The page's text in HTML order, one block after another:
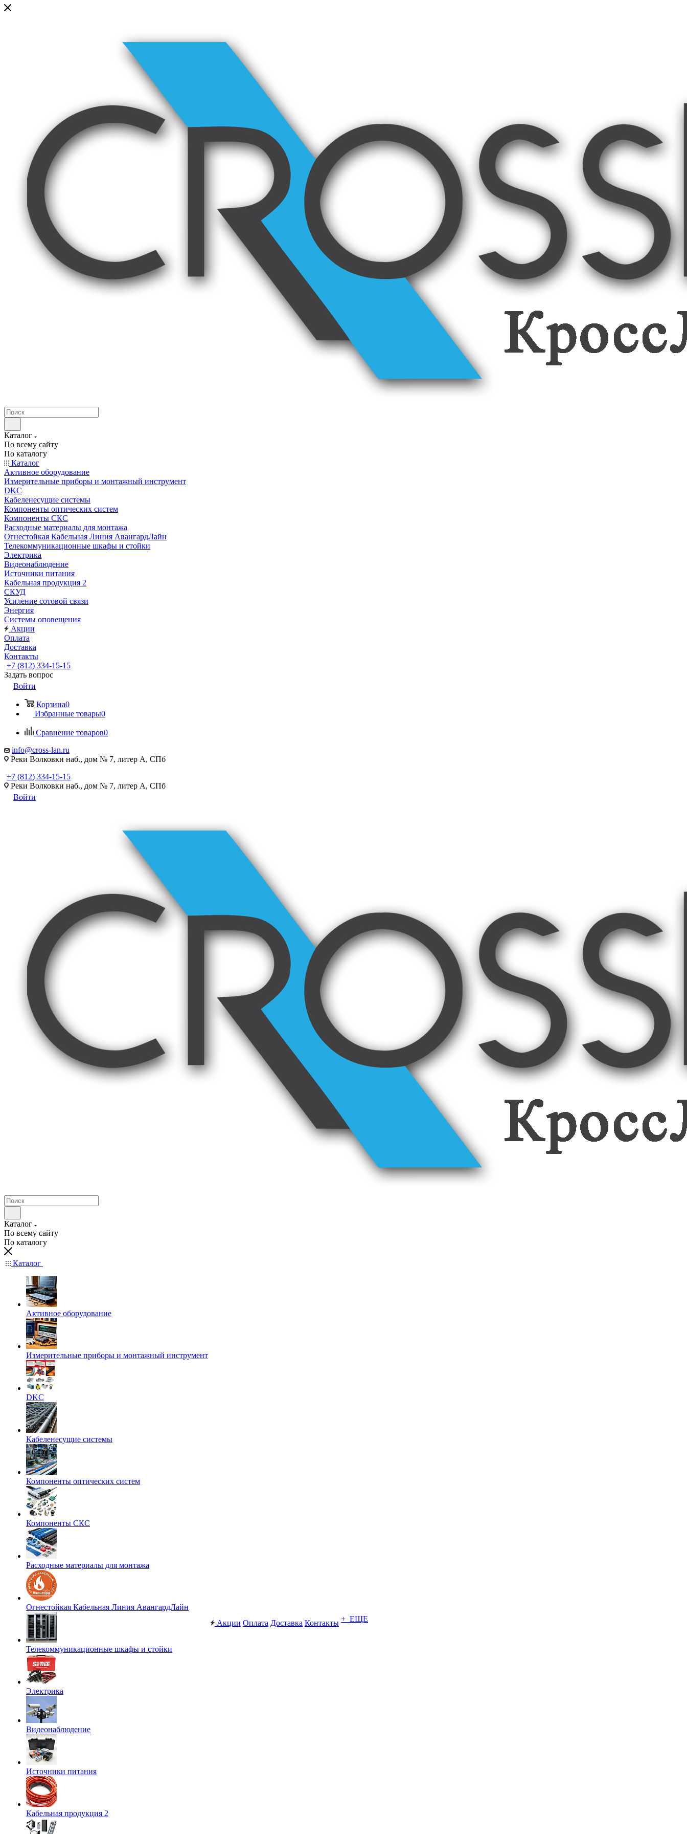
Каталог
По всему сайту
По каталогу
Каталог
Активное оборудование
Измерительные приборы и монтажный инструмент
DKC
Кабеленесущие системы
Компоненты оптических систем
Компоненты СКС
Расходные материалы для монтажа
Огнестойкая Кабельная Линия АвангардЛайн
Телекоммуникационные шкафы и стойки
Электрика
Видеонаблюдение
Источники питания
Кабельная продукция 2
СКУД
Усиление сотовой связи
Энергия
Системы оповещения
Акции
Оплата
Доставка
Контакты
+7 (812) 334-15-15
Задать вопрос
Войти
Корзина0
Избранные товары0
Сравнение товаров0
info@cross-lan.ru
Реки Волковки наб., дом № 7, литер А, СПб
+7 (812) 334-15-15
Реки Волковки наб., дом № 7, литер А, СПб
Войти
Каталог
По всему сайту
По каталогу
Каталог
Активное оборудование
Измерительные приборы и монтажный инструмент
DKC
Кабеленесущие системы
Компоненты оптических систем
Компоненты СКС
Расходные материалы для монтажа
Огнестойкая Кабельная Линия АвангардЛайн
Телекоммуникационные шкафы и стойки
Электрика
Видеонаблюдение
Источники питания
Кабельная продукция 2
Акции Оплата Доставка Контакты + ЕЩЕ